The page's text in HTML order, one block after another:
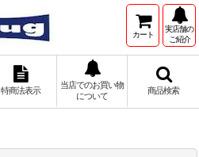
カート
実店舗の
ご紹介
特商法表示
当店でのお買い物
について
商品検索